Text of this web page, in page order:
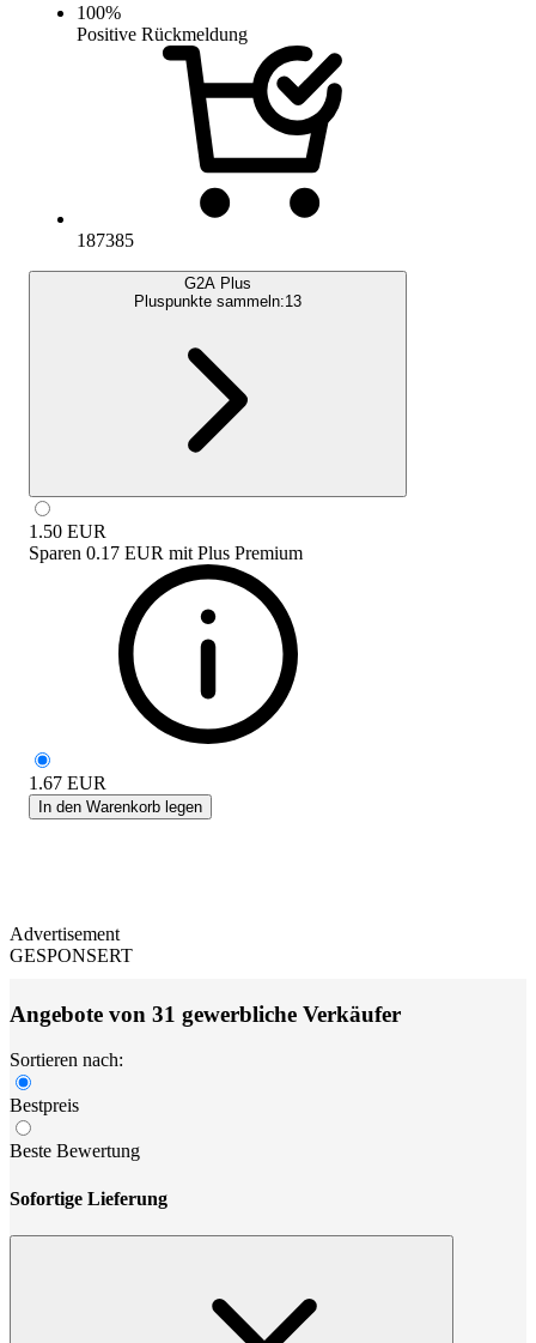
100%
Positive Rückmeldung
187385
G2A Plus
Pluspunkte sammeln:13
1.50 EUR
Sparen 0.17 EUR mit Plus Premium
1.67 EUR
In den Warenkorb legen
Advertisement
GESPONSERT
Angebote von 31 gewerbliche Verkäufer
Sortieren nach:
Bestpreis
Beste Bewertung
Sofortige Lieferung